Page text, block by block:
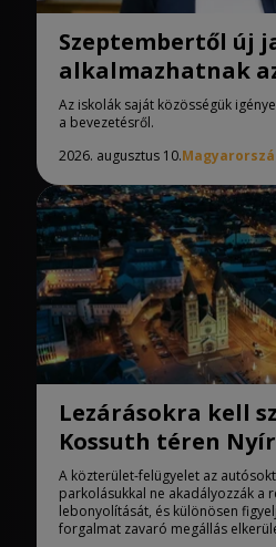
Szeptembertől új
alkalmazhatnak
iskolák
Az iskolák saját közösségük
a bevezetésről.
2026. augusztus 10.
Lezárásokra kell
Kossuth téren
A közterület-felügyelet az
parkolásukkal ne akadályozzák a
lebonyolítását, és különösen
forgalmat zavaró megállás